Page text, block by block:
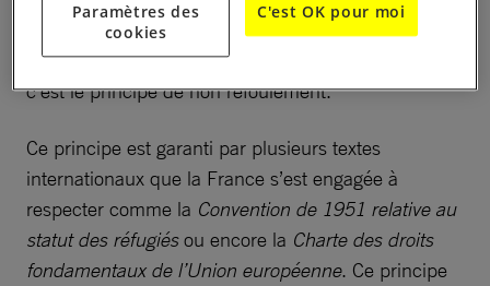
Le droit international interdit de renvoyer une
personne vers un pays où sa vie est en danger :
c’est le principe de non refoulement.
Ce principe est garanti par plusieurs textes
internationaux que la France s’est engagée à
respecter comme la Convention de 1951 relative au
statut des réfugiésou encore la Charte des droits
fondamentaux de l’Union européenne. Ce principe
Paramètres des
cookies
C'est OK pour moi